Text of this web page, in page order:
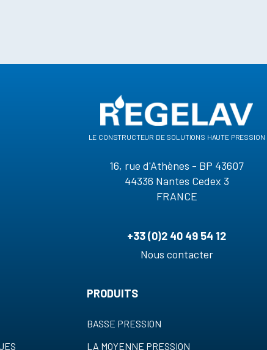
le constructeur de solutions haute pression
16, rue d'Athènes - BP 43607
44336 Nantes Cedex 3
FRANCE
+33 (0)2 40 49 54 12
Nous contacter
PRODUITS
BASSE PRESSION
LA MOYENNE PRESSION